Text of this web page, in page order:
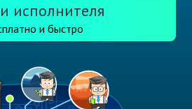
исполнителя
и быстро